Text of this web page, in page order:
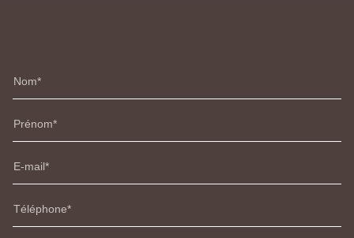
Nom
Prénom
E-mail
Téléphone